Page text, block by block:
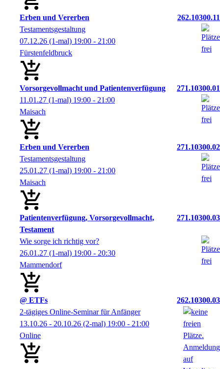
@ ETFs
262.10300.03
2-tägiges Online-Seminar für Anfänger
13.10.26 - 20.10.26 (2-mal) 19:00 - 21:00
Online
Erben und Vererben
262.10300.11
Testamentsgestaltung
07.12.26 (1-mal) 19:00 - 21:00
Fürstenfeldbruck
Vorsorgevollmacht und Patientenverfügung
271.10300.01
11.01.27 (1-mal) 19:00 - 21:00
Maisach
Erben und Vererben
271.10300.02
Testamentsgestaltung
25.01.27 (1-mal) 19:00 - 21:00
Maisach
Patientenverfügung, Vorsorgevollmacht,
Testament
271.10300.03
Wie sorge ich richtig vor?
26.01.27 (1-mal) 19:00 - 20:30
Mammendorf